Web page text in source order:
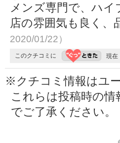
メンズ専門で、ハ
店の雰囲気も良く
2020/01/22）
このクチコミに 現在
※クチコミ情報はユ
これらは投稿時の
でご了承ください。